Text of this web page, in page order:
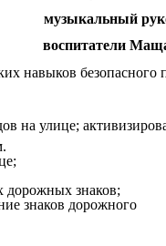
музыкальный
воспитатели
навыков
на улице;
дорожных знаков;
знаков дорожного